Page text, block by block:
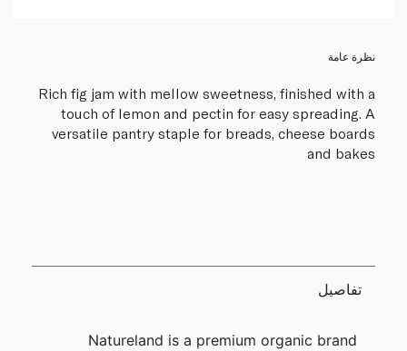
نظرة عامة
Rich fig jam with mellow sweetness, finished with a
touch of lemon and pectin for easy spreading. A
versatile pantry staple for breads, cheese boards
and bakes
تفاصيل
Natureland is a premium organic brand